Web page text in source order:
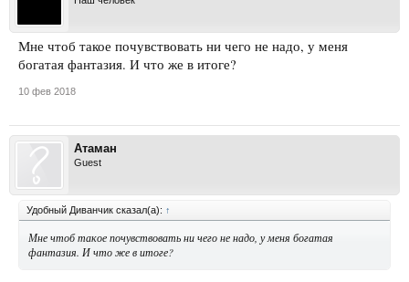
Мне чтоб такое почувствовать ни чего не надо, у меня
богатая фантазия. И что же в итоге?
10 фев 2018
Атаман
Guest
Удобный Диванчик сказал(а): ↑
Мне чтоб такое почувствовать ни чего не надо, у меня богатая
фантазия. И что же в итоге?